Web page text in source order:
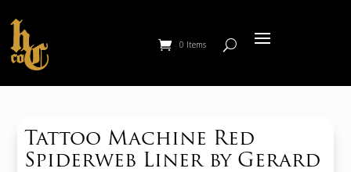
0 Items
Tattoo Machine Red
Spiderweb Liner by Gerard